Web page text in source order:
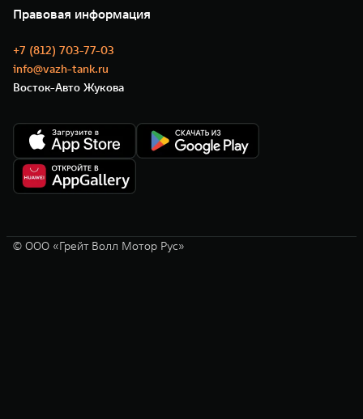
Моторные масла
Новости
Правовая информация
+7 (812) 703-77-03
info@vazh-tank.ru
Восток-Авто Жукова
© ООО «Грейт Волл Мотор Рус»